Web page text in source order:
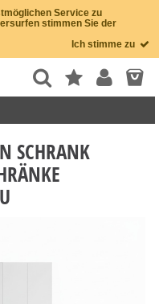
Service zu
stimmen Sie der
Ich stimme zu
SCHRANK